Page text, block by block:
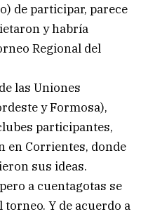
de participar, parece
y habría
Regional del
las Uniones
y Formosa),
participantes,
en Corrientes, donde
sus ideas.
a cuentagotas se
Y de acuerdo a